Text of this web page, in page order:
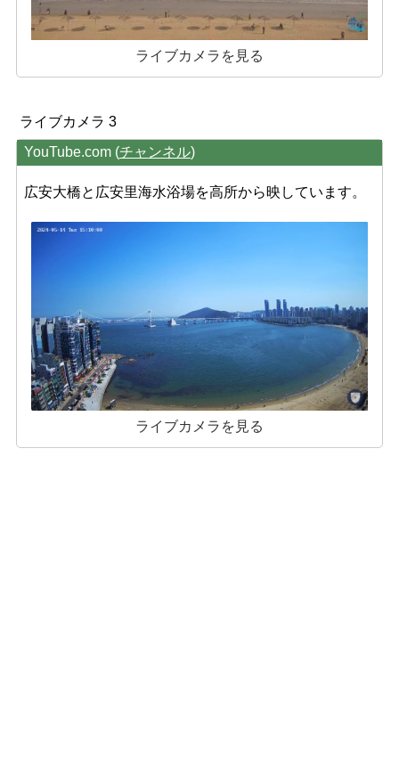
ライブカメラを見る
ライブカメラ 3
YouTube.com (チャンネル)
広安大橋と広安里海水浴場を高所から映しています。
ライブカメラを見る